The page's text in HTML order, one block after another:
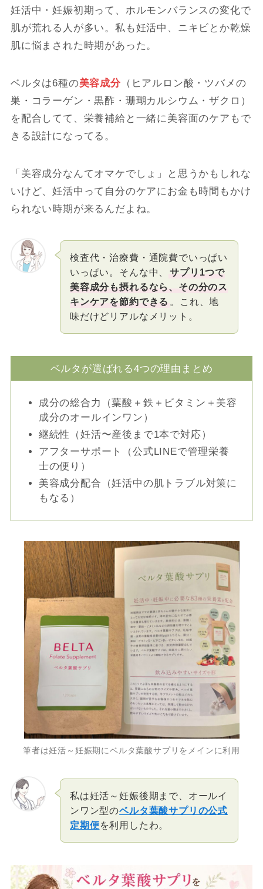
妊活中・妊娠初期って、ホルモンバランスの変化で
肌が荒れる人が多い。私も妊活中、ニキビとか乾燥
肌に悩まされた時期があった。
ベルタは6種の美容成分 （ヒアルロン酸・ツバメの
巣・コラーゲン・黒酢・珊瑚カルシウム・ザクロ）
を配合してて、栄養補給と一緒に美容面のケアもで
きる設計になってる。
「美容成分なんてオマケでしょ」と思うかもしれな
いけど、妊活中って自分のケアにお金も時間もかけ
られない時期が来るんだよね。
検査代・治療費・通院費でいっぱい
いっぱい。そんな中、
サプリ1つで
美容成分も摂れるなら、その分のス
キンケアを節約できる 。これ、地
味だけどリアルなメリット。
ベルタが選ばれる4つの理由まとめ
成分の総合力（葉酸＋鉄＋ビタミン＋美容
成分のオールインワン）
継続性（妊活〜産後まで1本で対応）
アフターサポート（公式LINEで管理栄養
士の便り）
美容成分配合（妊活中の肌トラブル対策に
もなる）
筆者は妊活～妊娠期にベルタ葉酸サプリをメインに利用
私は妊活～妊娠後期まで、オールイ
ンワン型のベルタ葉酸サプリの公式
定期便を利用したわ。